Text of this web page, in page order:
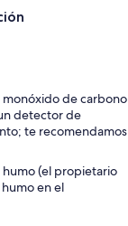
monóxido de carbono
detector de
te recomendamos
(el propietario
en el